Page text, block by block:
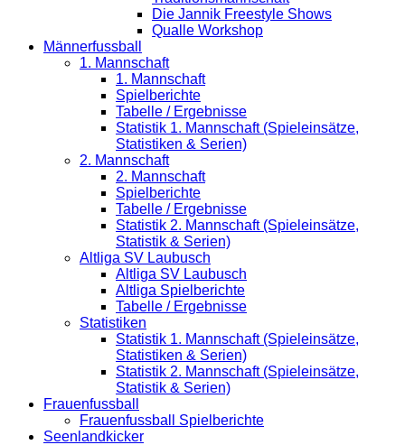
Die Jannik Freestyle Shows
Qualle Workshop
Männerfussball
1. Mannschaft
1. Mannschaft
Spielberichte
Tabelle / Ergebnisse
Statistik 1. Mannschaft (Spieleinsätze,
Statistiken & Serien)
2. Mannschaft
2. Mannschaft
Spielberichte
Tabelle / Ergebnisse
Statistik 2. Mannschaft (Spieleinsätze,
Statistik & Serien)
Altliga SV Laubusch
Altliga SV Laubusch
Altliga Spielberichte
Tabelle / Ergebnisse
Statistiken
Statistik 1. Mannschaft (Spieleinsätze,
Statistiken & Serien)
Statistik 2. Mannschaft (Spieleinsätze,
Statistik & Serien)
Frauenfussball
Frauenfussball Spielberichte
Seenlandkicker